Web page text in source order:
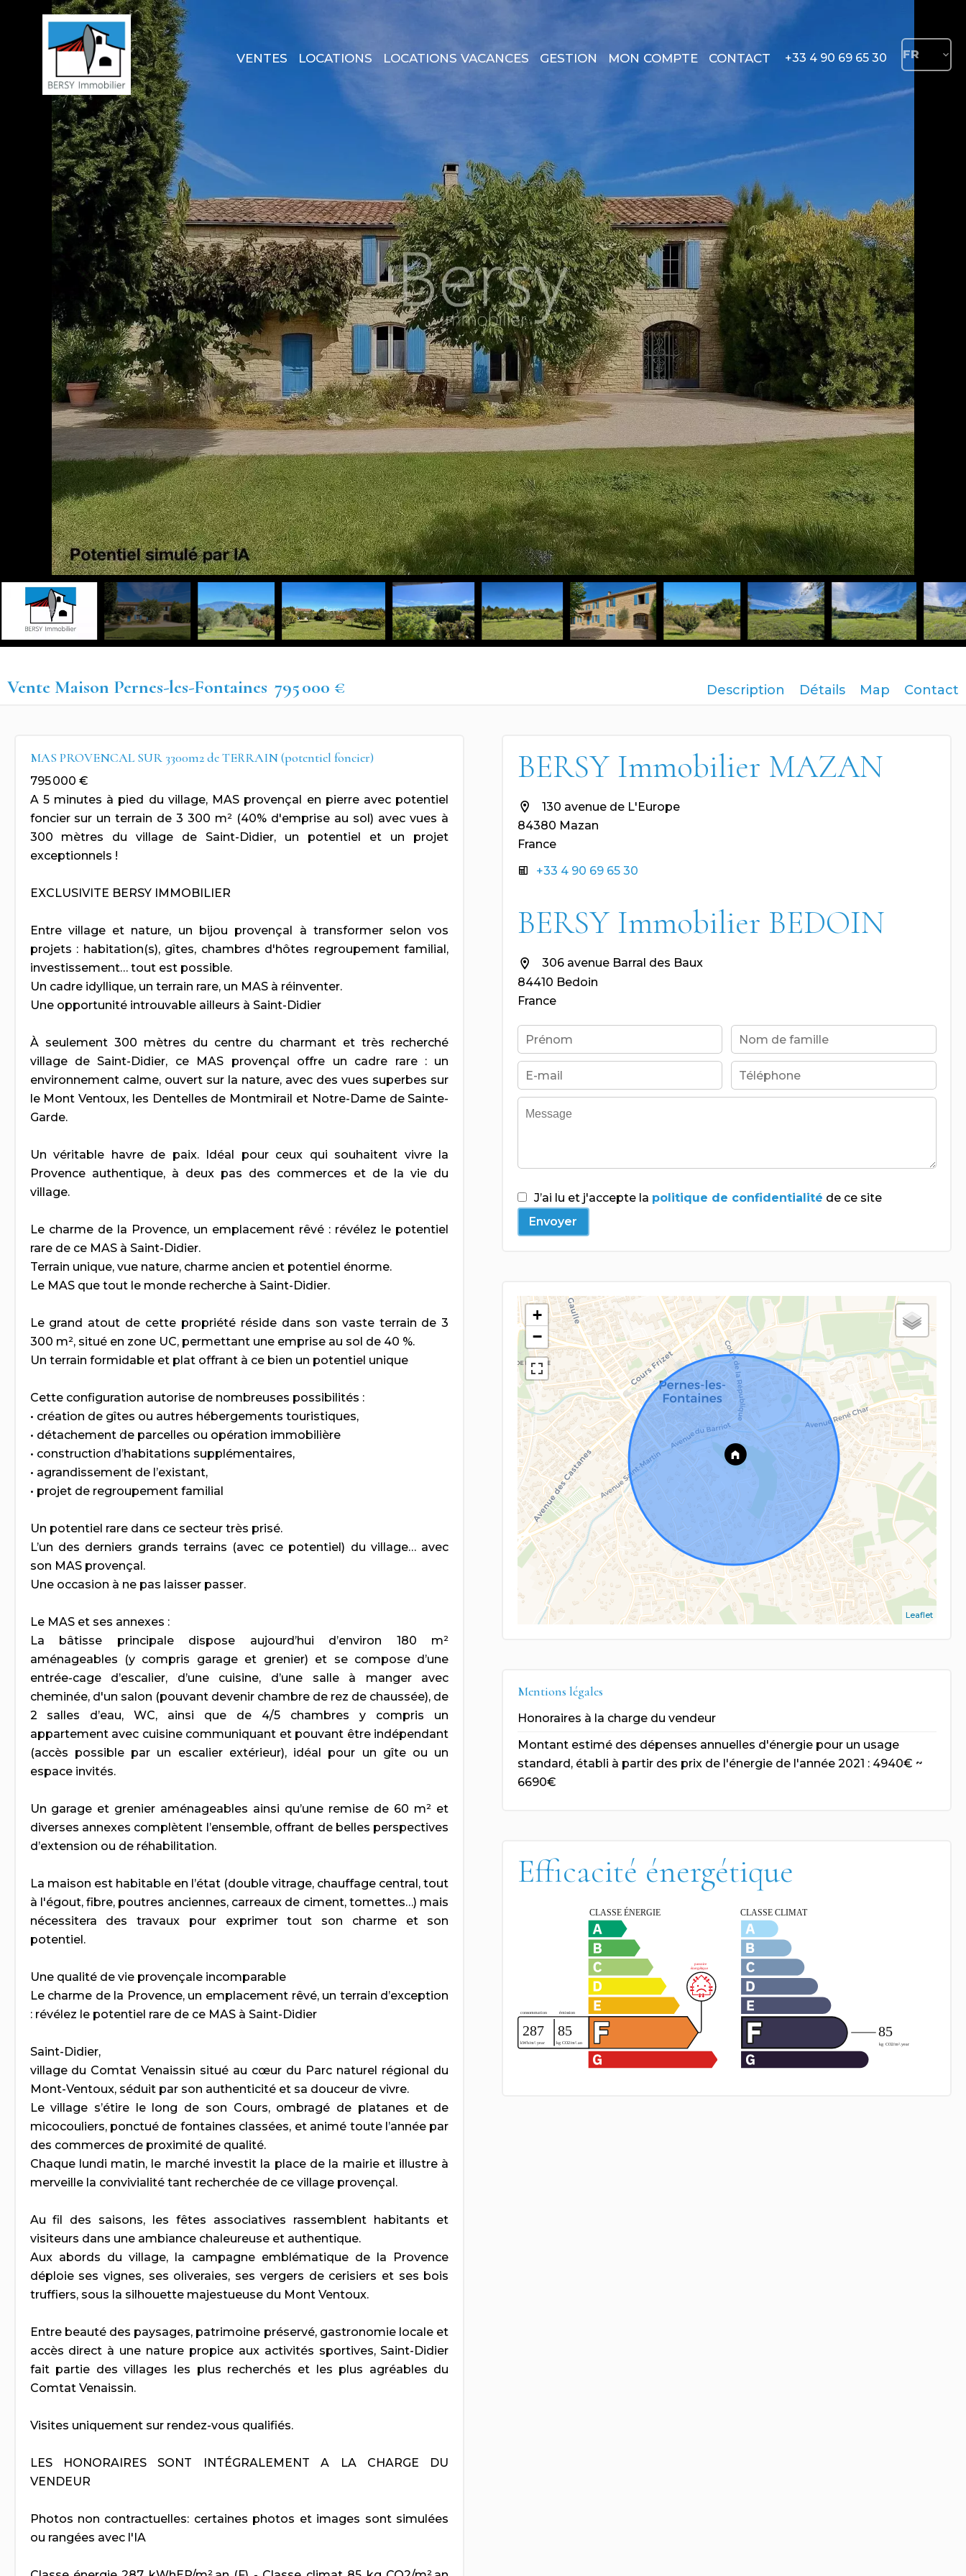
VENTES LOCATIONS LOCATIONS VACANCES GESTION MON COMPTE CONTACT +33 4 90 69 65 30 FR
Vente Maison Pernes-les-Fontaines 795 000 € Description Détails Map Contact
MAS PROVENCAL SUR 3300m2 de TERRAIN (potentiel foncier)
795 000 €
A 5 minutes à pied du village, MAS provençal en pierre avec potentiel
foncier sur un terrain de 3 300 m² (40% d'emprise au sol) avec vues à
300 mètres du village de Saint-Didier, un potentiel et un projet
exceptionnels !
EXCLUSIVITE BERSY IMMOBILIER
Entre village et nature, un bijou provençal à transformer selon vos
projets : habitation(s), gîtes, chambres d'hôtes regroupement familial,
investissement… tout est possible.
Un cadre idyllique, un terrain rare, un MAS à réinventer.
Une opportunité introuvable ailleurs à Saint-Didier
À seulement 300 mètres du centre du charmant et très recherché
village de Saint-Didier, ce MAS provençal offre un cadre rare : un
environnement calme, ouvert sur la nature, avec des vues superbes sur
le Mont Ventoux, les Dentelles de Montmirail et Notre-Dame de Sainte-
Garde.
Un véritable havre de paix. Idéal pour ceux qui souhaitent vivre la
Provence authentique, à deux pas des commerces et de la vie du
village.
Le charme de la Provence, un emplacement rêvé : révélez le potentiel
rare de ce MAS à Saint-Didier.
Terrain unique, vue nature, charme ancien et potentiel énorme.
Le MAS que tout le monde recherche à Saint-Didier.
Le grand atout de cette propriété réside dans son vaste terrain de 3
300 m², situé en zone UC, permettant une emprise au sol de 40 %.
Un terrain formidable et plat offrant à ce bien un potentiel unique
Cette configuration autorise de nombreuses possibilités :
• création de gîtes ou autres hébergements touristiques,
• détachement de parcelles ou opération immobilière
• construction d’habitations supplémentaires,
• agrandissement de l’existant,
• projet de regroupement familial
Un potentiel rare dans ce secteur très prisé.
L’un des derniers grands terrains (avec ce potentiel) du village… avec
son MAS provençal.
Une occasion à ne pas laisser passer.
Le MAS et ses annexes :
La bâtisse principale dispose aujourd’hui d’environ 180 m²
aménageables (y compris garage et grenier) et se compose d’une
entrée-cage d’escalier, d’une cuisine, d’une salle à manger avec
cheminée, d'un salon (pouvant devenir chambre de rez de chaussée), de
2 salles d’eau, WC, ainsi que de 4/5 chambres y compris un
appartement avec cuisine communiquant et pouvant être indépendant
(accès possible par un escalier extérieur), idéal pour un gîte ou un
espace invités.
Un garage et grenier aménageables ainsi qu’une remise de 60 m² et
diverses annexes complètent l’ensemble, offrant de belles perspectives
d’extension ou de réhabilitation.
La maison est habitable en l’état (double vitrage, chauffage central, tout
à l'égout, fibre, poutres anciennes, carreaux de ciment, tomettes…) mais
nécessitera des travaux pour exprimer tout son charme et son
potentiel.
Une qualité de vie provençale incomparable
Le charme de la Provence, un emplacement rêvé, un terrain d’exception
: révélez le potentiel rare de ce MAS à Saint-Didier
Saint-Didier,
village du Comtat Venaissin situé au cœur du Parc naturel régional du
Mont-Ventoux, séduit par son authenticité et sa douceur de vivre.
Le village s’étire le long de son Cours, ombragé de platanes et de
micocouliers, ponctué de fontaines classées, et animé toute l’année par
des commerces de proximité de qualité.
Chaque lundi matin, le marché investit la place de la mairie et illustre à
merveille la convivialité tant recherchée de ce village provençal.
Au fil des saisons, les fêtes associatives rassemblent habitants et
visiteurs dans une ambiance chaleureuse et authentique.
Aux abords du village, la campagne emblématique de la Provence
déploie ses vignes, ses oliveraies, ses vergers de cerisiers et ses bois
truffiers, sous la silhouette majestueuse du Mont Ventoux.
Entre beauté des paysages, patrimoine préservé, gastronomie locale et
accès direct à une nature propice aux activités sportives, Saint-Didier
fait partie des villages les plus recherchés et les plus agréables du
Comtat Venaissin.
Visites uniquement sur rendez-vous qualifiés.
LES HONORAIRES SONT INTÉGRALEMENT A LA CHARGE DU
VENDEUR
Photos non contractuelles: certaines photos et images sont simulées
ou rangées avec l'IA
BERSY Immobilier MAZAN
130 avenue de L'Europe
84380 Mazan
France
+33 4 90 69 65 30
BERSY Immobilier BEDOIN
306 avenue Barral des Baux
84410 Bedoin
France
J’ai lu et j'accepte la politique de confidentialité de ce site
Envoyer
+
−
Leaflet
Mentions légales
Honoraires à la charge du vendeur
Montant estimé des dépenses annuelles d'énergie pour un usage
standard, établi à partir des prix de l'énergie de l'année 2021 : 4940€ ~
6690€
Efficacité énergétique